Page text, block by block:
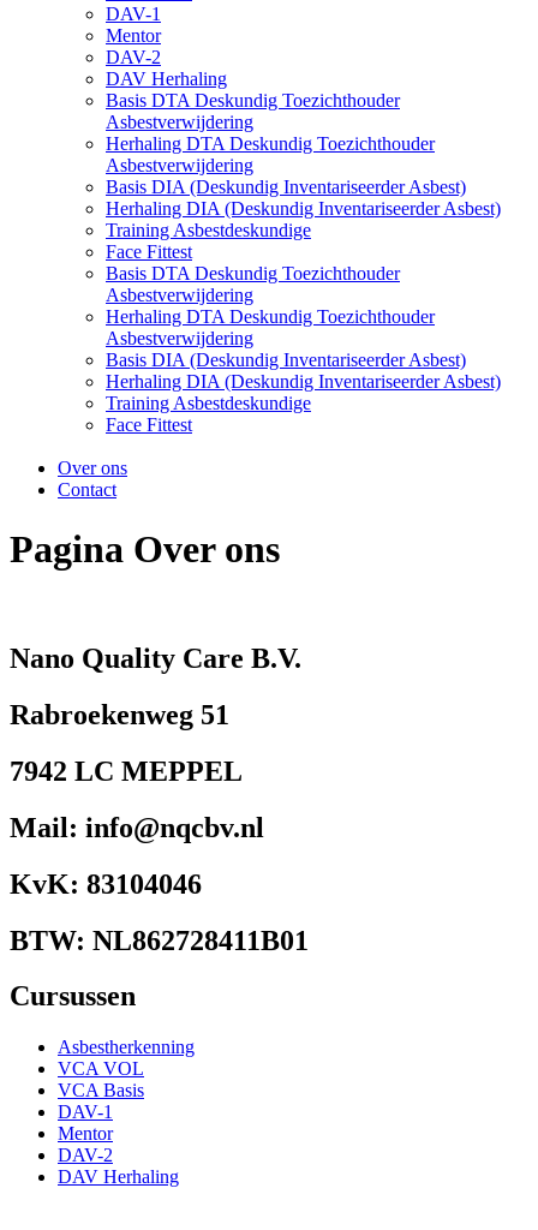
DAV-1
Mentor
DAV-2
DAV Herhaling
Basis DTA Deskundig Toezichthouder
Asbestverwijdering
Herhaling DTA Deskundig Toezichthouder
Asbestverwijdering
Basis DIA (Deskundig Inventariseerder Asbest)
Herhaling DIA (Deskundig Inventariseerder Asbest)
Training Asbestdeskundige
Face Fittest
Basis DTA Deskundig Toezichthouder
Asbestverwijdering
Herhaling DTA Deskundig Toezichthouder
Asbestverwijdering
Basis DIA (Deskundig Inventariseerder Asbest)
Herhaling DIA (Deskundig Inventariseerder Asbest)
Training Asbestdeskundige
Face Fittest
Over ons
Contact
Pagina Over ons
Nano Quality Care B.V.
Rabroekenweg 51
7942 LC MEPPEL
Mail: info@nqcbv.nl
KvK: 83104046
BTW: NL862728411B01
Cursussen
Asbestherkenning
VCA VOL
VCA Basis
DAV-1
Mentor
DAV-2
DAV Herhaling